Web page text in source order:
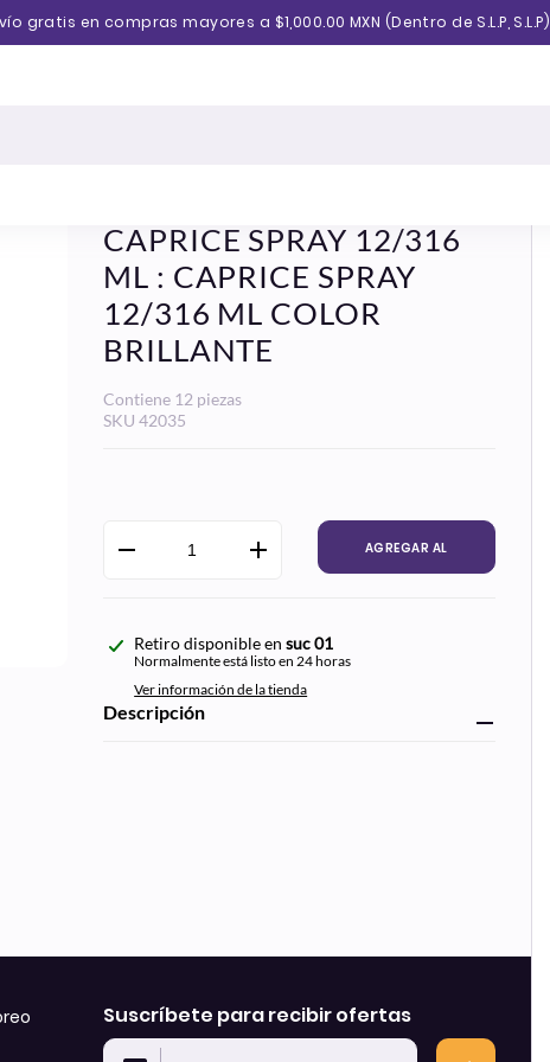
gratis en compras mayores a $1,000.00 MXN (Dentro de S.L.P, S.L.P)
CAPRICE SPRAY 12/316
ML : CAPRICE SPRAY
12/316 ML COLOR
BRILLANTE
Contiene 12 piezas
SKU42035
AGREGAR AL
Agregando
producto
tu
Retiro disponible ensuc 01
Normalmente está listo en 24 horas
Ver información de la tienda
Descripción
Suscríbete para recibir ofertas